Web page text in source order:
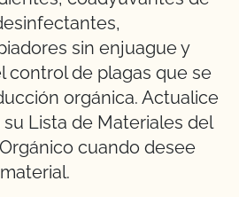
sin enjuague y
control de plagas que se
orgánica. Actualice
Lista de Materiales del
cuando desee